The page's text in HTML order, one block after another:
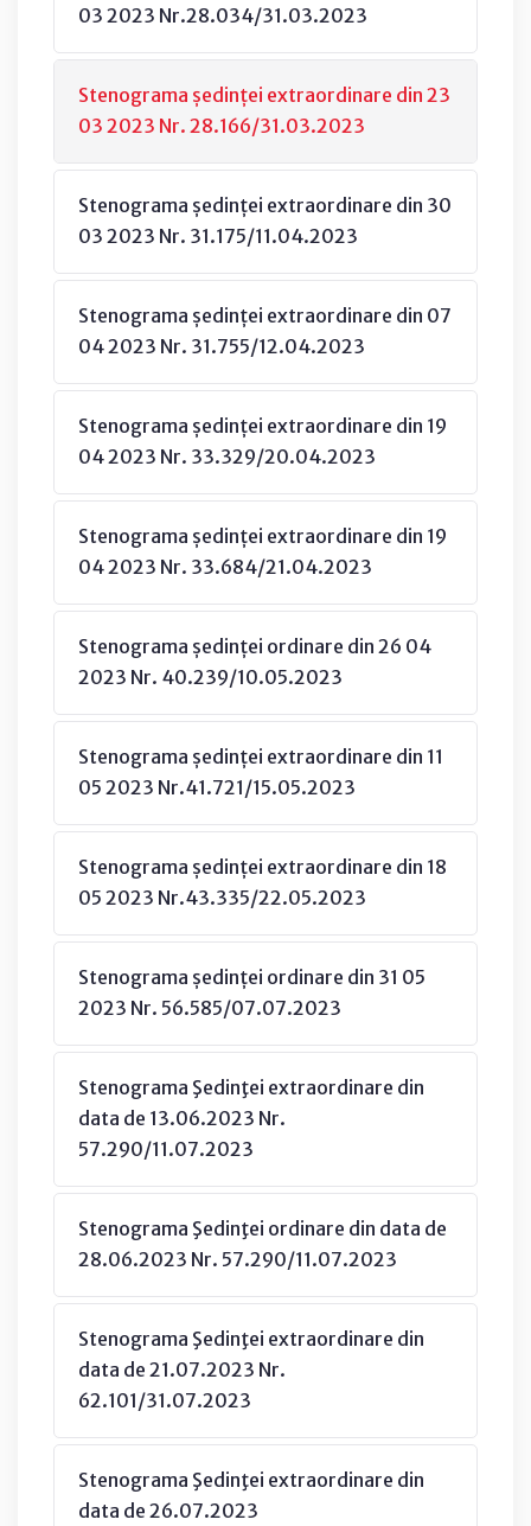
03 2023 Nr.28.034/31.03.2023
Stenograma ședinței extraordinare din 23
03 2023 Nr. 28.166/31.03.2023
Stenograma ședinței extraordinare din 30
03 2023 Nr. 31.175/11.04.2023
Stenograma ședinței extraordinare din 07
04 2023 Nr. 31.755/12.04.2023
Stenograma ședinței extraordinare din 19
04 2023 Nr. 33.329/20.04.2023
Stenograma ședinței extraordinare din 19
04 2023 Nr. 33.684/21.04.2023
Stenograma ședinței ordinare din 26 04
2023 Nr. 40.239/10.05.2023
Stenograma ședinței extraordinare din 11
05 2023 Nr.41.721/15.05.2023
Stenograma ședinței extraordinare din 18
05 2023 Nr.43.335/22.05.2023
Stenograma ședinței ordinare din 31 05
2023 Nr. 56.585/07.07.2023
Stenograma Şedinţei extraordinare din
data de 13.06.2023 Nr.
57.290/11.07.2023
Stenograma Şedinţei ordinare din data de
28.06.2023 Nr. 57.290/11.07.2023
Stenograma Şedinţei extraordinare din
data de 21.07.2023 Nr.
62.101/31.07.2023
Stenograma Şedinţei extraordinare din
data de 26.07.2023